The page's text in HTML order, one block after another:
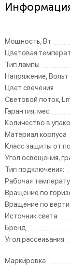
Мощность, Вт
Цветовая
Тип лампы
Напряжение, Вольт
Цвет свечения
Световой поток,
Гарантия, мес
Количество в
Материал корпуса
Класс защиты от
Угол освещения,
Тип подключения:
Рабочая
Вращение по
Вращение по
Источник света
Бренд
Угол рассеивания
Маркировка